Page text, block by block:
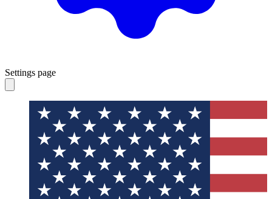
Settings page